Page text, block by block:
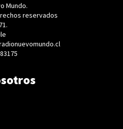
Mundo.
reservados